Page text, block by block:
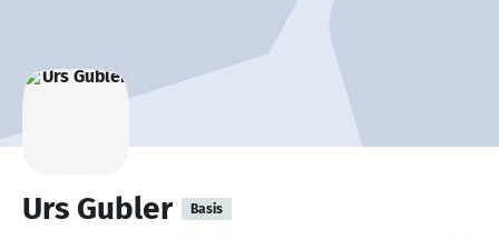
Urs Gubler Basis